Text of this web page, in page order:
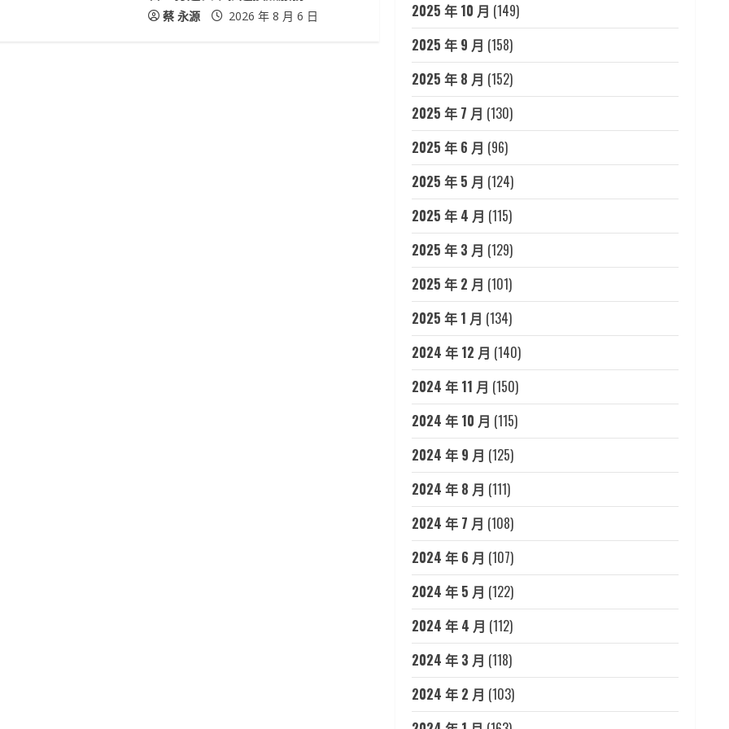
蔡 永源 2026 年 8 月 6 日
2025 年 10 月 (149)
2025 年 9 月 (158)
2025 年 8 月 (152)
2025 年 7 月 (130)
2025 年 6 月 (96)
2025 年 5 月 (124)
2025 年 4 月 (115)
2025 年 3 月 (129)
2025 年 2 月 (101)
2025 年 1 月 (134)
2024 年 12 月 (140)
2024 年 11 月 (150)
2024 年 10 月 (115)
2024 年 9 月 (125)
2024 年 8 月 (111)
2024 年 7 月 (108)
2024 年 6 月 (107)
2024 年 5 月 (122)
2024 年 4 月 (112)
2024 年 3 月 (118)
2024 年 2 月 (103)